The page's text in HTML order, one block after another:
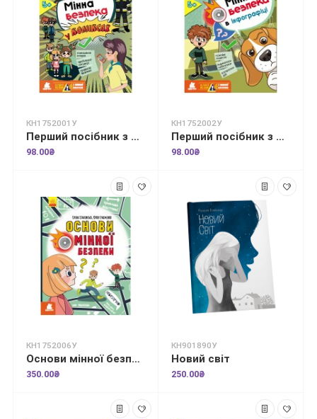
КН1752001У
Перший посібник з мінної безпеки. Мінна безпека у коміксах
98.00₴
КН1752002У
Перший посібник з мінної безпеки. Мінна безпека в інфографіці
98.00₴
КН1752006У
Основи мінної безпеки
350.00₴
КН901890У
Новий світ
250.00₴